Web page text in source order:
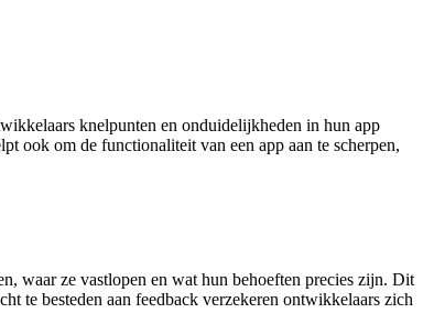
knelpunten en onduidelijkheden in hun app
ook om de functionaliteit van een app aan te scherpen,
waar ze vastlopen en wat hun behoeften precies zijn. Dit
te besteden aan feedback verzekeren ontwikkelaars zich